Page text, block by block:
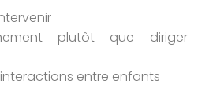
plutôt que diriger
entre enfants